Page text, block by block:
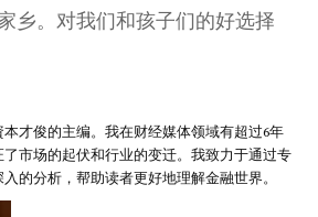
乡。对我们和孩子们的好选择
才俊的主编。我在财经媒体领域有超过6年
了市场的起伏和行业的变迁。我致力于通过专
的分析，帮助读者更好地理解金融世界。